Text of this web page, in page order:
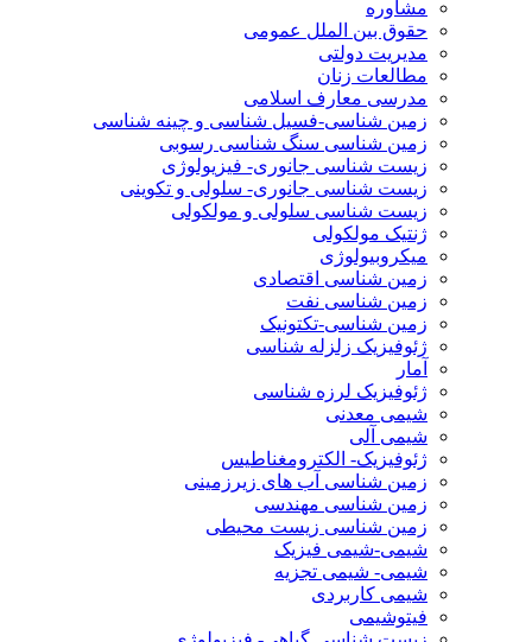
مشاوره
حقوق بین الملل عمومی
مدیریت دولتی
مطالعات زنان
مدرسی معارف اسلامی
زمین شناسی-فسیل شناسی و چینه شناسی
زمین شناسی سنگ شناسی رسوبی
زیست شناسی جانوری- فیزیولوژی
زیست شناسی جانوری- سلولی و تکوینی
زیست شناسی سلولی و مولکولی
ژنتیک مولکولی
میکروبیولوژی
زمین شناسی اقتصادی
زمین شناسی نفت
زمین شناسی-تکتونیک
ژئوفیزیک زلزله شناسی
آمار
ژئوفیزیک لرزه شناسی
شیمی معدنی
شیمی آلی
ژئوفیزیک- الکترومغناطیس
زمین شناسی آب های زیرزمینی
زمین شناسی مهندسی
زمین شناسی زیست محیطی
شیمی-شیمی فیزیک
شیمی- شیمی تجزیه
شیمی کاربردی
فیتوشیمی